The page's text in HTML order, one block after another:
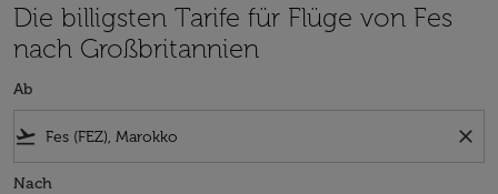
Die billigsten Tarife für Flüge von Fes
nach Großbritannien
Ab
flight_takeoff close
Nach